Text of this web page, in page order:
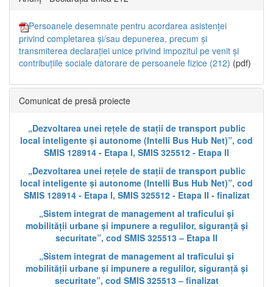
Persoanele desemnate pentru acordarea asistenței
privind completarea și/sau depunerea, precum și
transmiterea declarației unice privind impozitul pe venit și
contribuțiile sociale datorare de persoanele fizice (212) (pdf)
Comunicat de presă proiecte
„Dezvoltarea unei rețele de stații de transport public
local inteligente și autonome (Intelli Bus Hub Net)”, cod
SMIS 128914 - Etapa I, SMIS 325512 - Etapa II
„Dezvoltarea unei rețele de stații de transport public
local inteligente și autonome (Intelli Bus Hub Net)”, cod
SMIS 128914 - Etapa I, SMIS 325512 - Etapa II - finalizat
„Sistem integrat de management al traficului și
mobilității urbane și impunere a regulilor, siguranță și
securitate”, cod SMIS 325513 – Etapa II
„Sistem integrat de management al traficului și
mobilității urbane și impunere a regulilor, siguranță și
securitate”, cod SMIS 325513 – finalizat